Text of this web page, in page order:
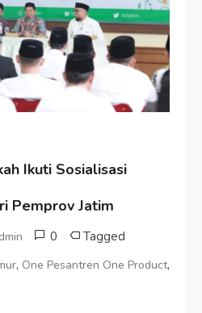
Ikuti Sosialisasi
Pemprov Jatim
0 Tagged
, One Pesantren One Product,